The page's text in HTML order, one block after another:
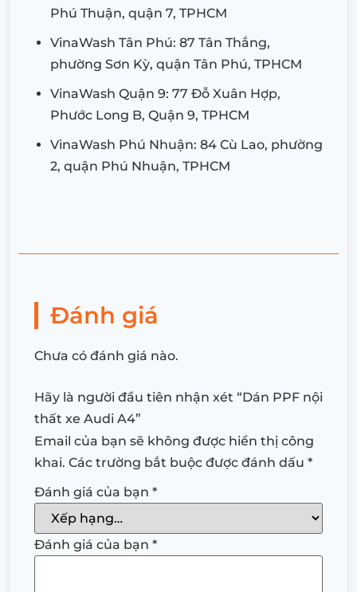
Phú Thuận, quận 7, TPHCM
VinaWash Tân Phú: 87 Tân Thắng,
phường Sơn Kỳ, quận Tân Phú, TPHCM
VinaWash Quận 9: 77 Đỗ Xuân Hợp,
Phước Long B, Quận 9, TPHCM
VinaWash Phú Nhuận: 84 Cù Lao, phường
2, quận Phú Nhuận, TPHCM
Đánh giá
Chưa có đánh giá nào.
Hãy là người đầu tiên nhận xét “Dán PPF nội
thất xe Audi A4”
Email của bạn sẽ không được hiển thị công
khai. Các trường bắt buộc được đánh dấu *
Đánh giá của bạn *
Đánh giá của bạn *